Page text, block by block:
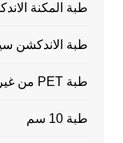
طبة المكنة
طبة الاندكشن
طبة PET من غير كرتون
طبة 10 سم